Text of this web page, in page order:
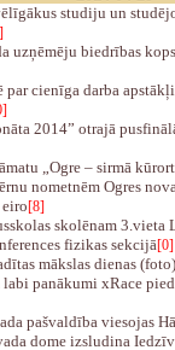
studiju un
uzņēmēju biedrības
par cienīga darba
2014” otrajā
„Ogre – sirmā
nometnēm Ogres
[8]
skolēnam 3.vieta
fizikas sekcijā[0]
mākslas dienas (foto)
panākumi xRace
pašvaldība viesojas
dome izsludina